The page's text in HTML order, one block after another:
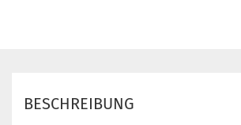
BESCHREIBUNG